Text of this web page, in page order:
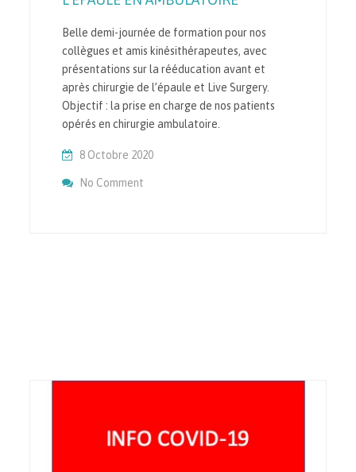
Belle demi-journée de formation pour nos
collègues et amis kinésithérapeutes, avec
présentations sur la rééducation avant et
après chirurgie de l’épaule et Live Surgery.
Objectif : la prise en charge de nos patients
opérés en chirurgie ambulatoire.
8 Octobre 2020
No Comment